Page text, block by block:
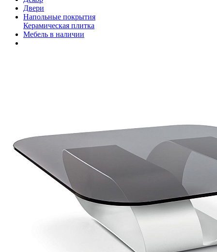
Двери
Напольные покрытия
Керамическая плитка
Мебель в наличии